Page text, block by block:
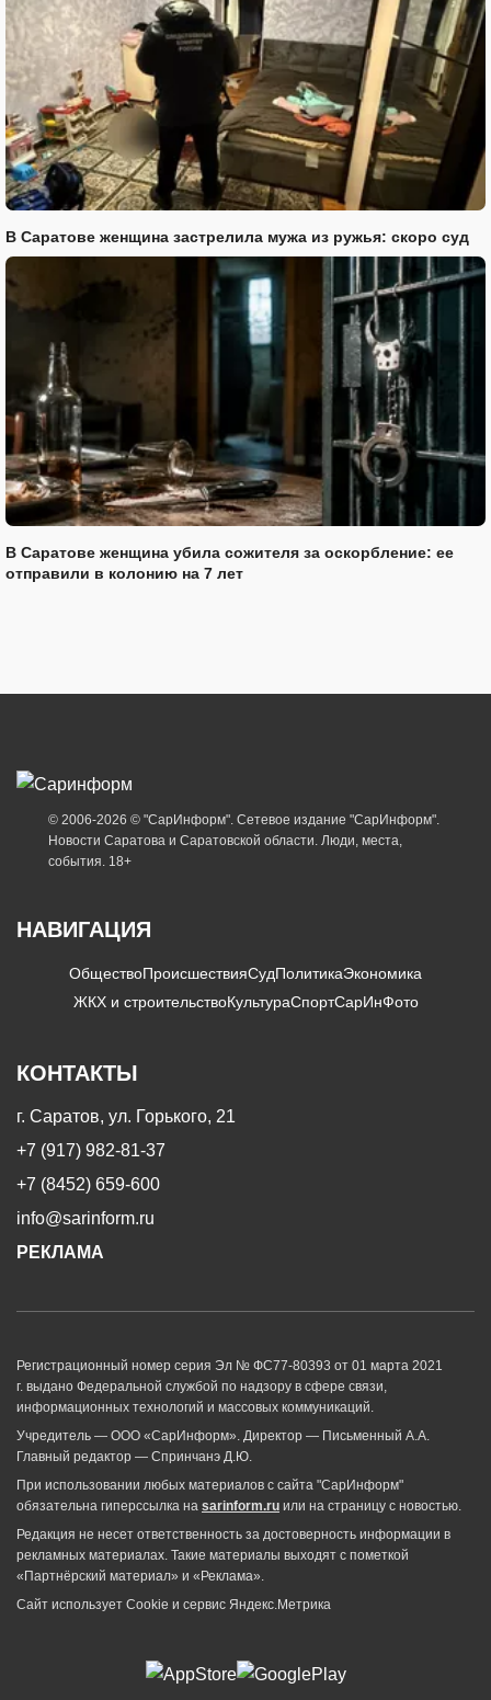
В Саратове женщина застрелила мужа из ружья: скоро суд
В Саратове женщина убила сожителя за оскорбление: ее
отправили в колонию на 7 лет
© 2006-2026 © "СарИнформ". Сетевое издание "СарИнформ".
Новости Саратова и Саратовской области. Люди, места,
события. 18+
НАВИГАЦИЯ
ОбществоПроисшествияСудПолитикаЭкономика
ЖКХ и строительствоКультураСпортСарИнФото
КОНТАКТЫ
г. Саратов, ул. Горького, 21
+7 (917) 982-81-37
+7 (8452) 659-600
info@sarinform.ru
РЕКЛАМА
Регистрационный номер серия Эл № ФС77-80393 от 01 марта 2021
г. выдано Федеральной службой по надзору в сфере связи,
информационных технологий и массовых коммуникаций.
Учредитель — ООО «СарИнформ». Директор — Письменный А.А.
Главный редактор — Спринчанэ Д.Ю.
При использовании любых материалов с сайта "СарИнформ"
обязательна гиперссылка на sarinform.ru или на страницу с новостью.
Редакция не несет ответственность за достоверность информации в
рекламных материалах. Такие материалы выходят с пометкой
«Партнёрский материал» и «Реклама».
Сайт использует Cookie и сервиc Яндекс.Метрика